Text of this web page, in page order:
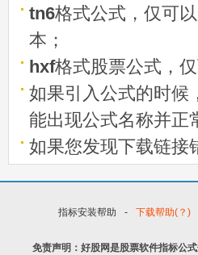
tn6格式公式，仅可
本；
hxf格式股票公式，
如果引入公式的时候
能出现公式名称并正
如果您发现下载链接
指标安装帮助 - 下载帮助(？)
免责声明：好股网是股票软件指标公